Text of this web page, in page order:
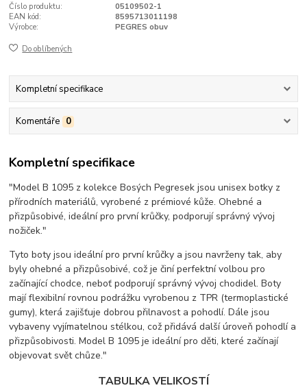
Číslo produktu:
05109502-1
EAN kód:
8595713011198
Výrobce:
PEGRES obuv
Do oblíbených
Kompletní specifikace
Komentáře 0
Kompletní specifikace
"Model B 1095 z kolekce Bosých Pegresek jsou unisex botky z
přírodních materiálů, vyrobené z prémiové kůže. Ohebné a
přizpůsobivé, ideální pro první krůčky, podporují správný vývoj
nožiček."
Tyto boty jsou ideální pro první krůčky a jsou navrženy tak, aby
byly ohebné a přizpůsobivé, což je činí perfektní volbou pro
začínající chodce, neboť podporují správný vývoj chodidel. Boty
mají flexibilní rovnou podrážku vyrobenou z TPR (termoplastické
gumy), která zajišťuje dobrou přilnavost a pohodlí. Dále jsou
vybaveny vyjímatelnou stélkou, což přidává další úroveň pohodlí a
přizpůsobivosti. Model B 1095 je ideální pro děti, které začínají
objevovat svět chůze."
TABULKA VELIKOSTÍ